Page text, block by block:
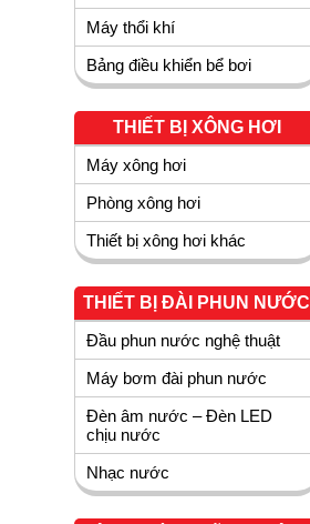
Máy thổi khí
Bảng điều khiển bể bơi
THIẾT BỊ XÔNG HƠI
Máy xông hơi
Phòng xông hơi
Thiết bị xông hơi khác
THIẾT BỊ ĐÀI PHUN NƯỚC
Đầu phun nước nghệ thuật
Máy bơm đài phun nước
Đèn âm nước – Đèn LED
chịu nước
Nhạc nước